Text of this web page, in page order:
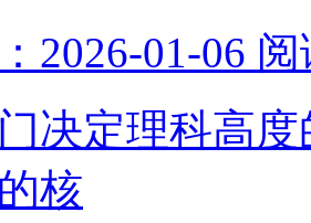
2026-01-06 阅
决定理科高
核